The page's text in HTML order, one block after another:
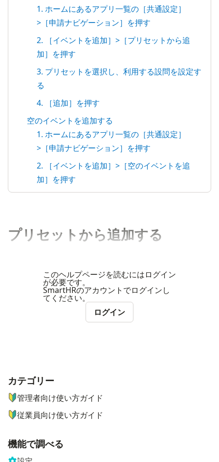
1. ホームにあるアプリ一覧の［共通設定］
>［申請ナビゲーション］を押す
2. ［イベントを追加］>［プリセットから追
加］を押す
3. プリセットを選択し、利用する設問を設定す
る
4. ［追加］を押す
空のイベントを追加する
1. ホームにあるアプリ一覧の［共通設定］
>［申請ナビゲーション］を押す
2. ［イベントを追加］>［空のイベントを追
加］を押す
プリセットから追加する
このヘルプページを読むにはログイン
が必要です。
SmartHRのアカウントでログインし
てください。
ログイン
ナビゲーションメニュー
カテゴリー
管理者向け使い方ガイド
従業員向け使い方ガイド
機能で調べる